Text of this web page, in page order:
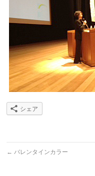
シェア
← バレンタインカラー